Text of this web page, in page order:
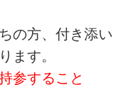
の方、付き添い
ます。
参すること